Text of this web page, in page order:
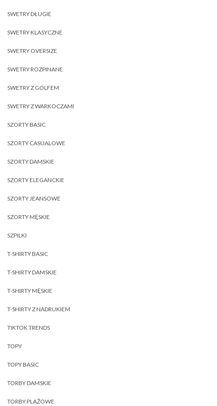
SWETRY DŁUGIE
SWETRY KLASYCZNE
SWETRY OVERSIZE
SWETRY ROZPINANE
SWETRY Z GOLFEM
SWETRY Z WARKOCZAMI
SZORTY BASIC
SZORTY CASUALOWE
SZORTY DAMSKIE
SZORTY ELEGANCKIE
SZORTY JEANSOWE
SZORTY MĘSKIE
SZPILKI
T-SHIRTY BASIC
T-SHIRTY DAMSKIE
T-SHIRTY MĘSKIE
T-SHIRTY Z NADRUKIEM
TIKTOK TRENDS
TOPY
TOPY BASIC
TORBY DAMSKIE
TORBY PLAŻOWE